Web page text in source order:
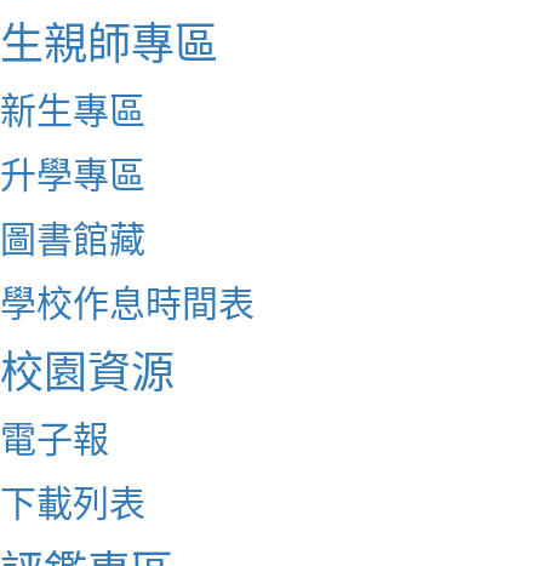
生親師專區
新生專區
升學專區
圖書館藏
學校作息時間表
校園資源
電子報
下載列表